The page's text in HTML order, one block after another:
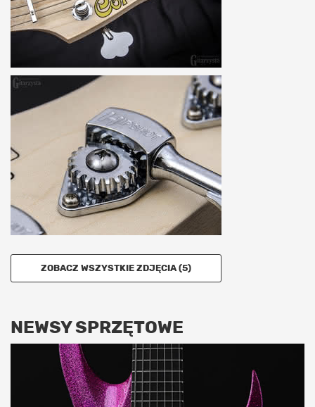
ZOBACZ WSZYSTKIE ZDJĘCIA (5)
NEWSY SPRZĘTOWE